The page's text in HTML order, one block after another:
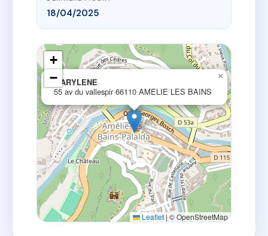
18/04/2025
MARYLENE
55 av du vallespir 66110 AMELIE LES BAINS
×
+
−
Leaflet|© OpenStreetMap